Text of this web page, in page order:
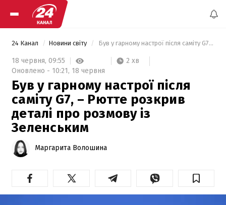
24 Канал Новини світу Був у гарному настрої після саміту G7, – Рютте розкрив деталі про розмову із Зеленським
18 червня, 09:55
2 хв
Оновлено - 10:21, 18 червня
Був у гарному настрої після
саміту G7, – Рютте розкрив
деталі про розмову із
Зеленським
Маргарита Волошина